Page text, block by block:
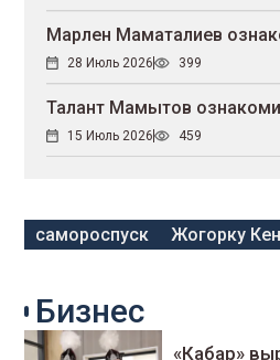
Марлен Маматалиев
28 Июль 2026 399
Талант Мамытов
15 Июль 2026 459
самороспуск Жогорку
Бизнес
«Кабар»